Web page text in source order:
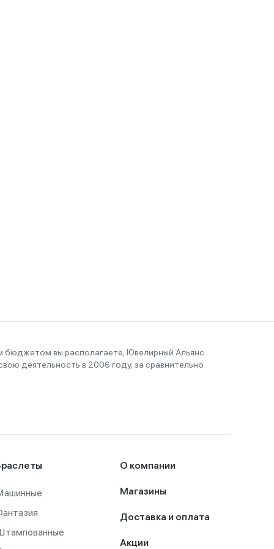
бюджетом вы располагаете, Ювелирный Альянс
деятельность в 2006 году, за сравнительно
О компании
Магазины
Доставка и оплата
Акции